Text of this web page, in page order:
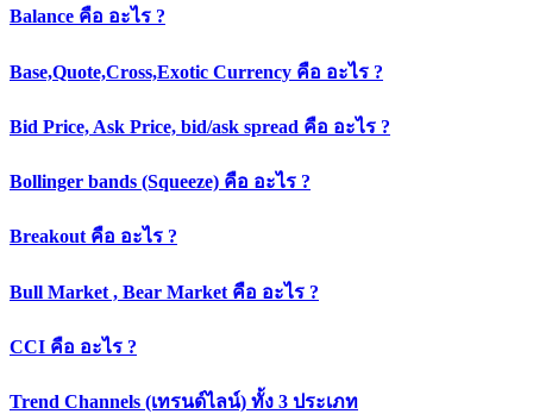
Balance คือ อะไร ?
Base,Quote,Cross,Exotic Currency คือ อะไร ?
Bid Price, Ask Price, bid/ask spread คือ อะไร ?
Bollinger bands (Squeeze) คือ อะไร ?
Breakout คือ อะไร ?
Bull Market , Bear Market คือ อะไร ?
CCI คือ อะไร ?
Trend Channels (เทรนด์ไลน์) ทั้ง 3 ประเภท